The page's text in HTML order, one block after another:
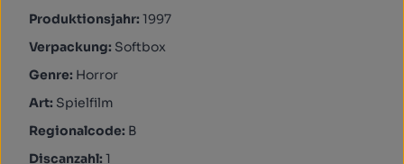
Produktionsjahr: 1997
Verpackung: Softbox
Genre: Horror
Art: Spielfilm
Regionalcode: B
Discanzahl: 1